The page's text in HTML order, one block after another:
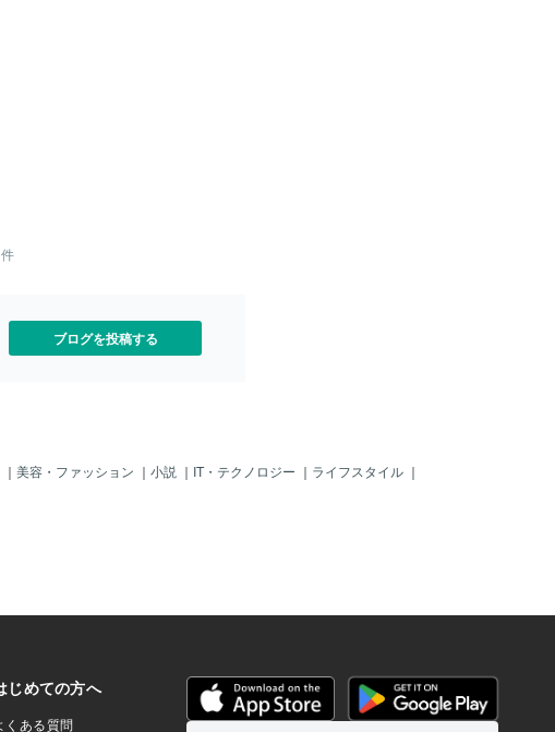
件
ブログを投稿する
｜ 美容・ファッション ｜ 小説 ｜ IT・テクノロジー ｜ ライフスタイル ｜